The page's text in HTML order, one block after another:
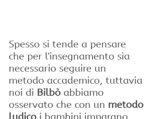
Spesso si tende a pensare
che per l'insegnamento sia
necessario seguire un
metodo accademico, tuttavia
noi di Bilbò abbiamo
osservato che con un metodo